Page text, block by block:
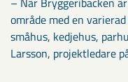
område med en
småhus, kedjehus,
Larsson, projektledare